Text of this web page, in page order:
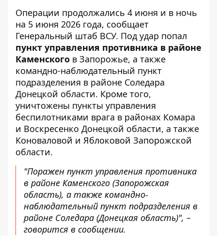
Операции продолжались 4 июня и в ночь
на 5 июня 2026 года, сообщает
Генеральный штаб ВСУ. Под удар попал
пункт управления противника в районе
Каменского в Запорожье, а также
командно-наблюдательный пункт
подразделения в районе Соледара
Донецкой области. Кроме того,
уничтожены пункты управления
беспилотниками врага в районах Комара
и Воскресенко Донецкой области, а также
Коноваловой и Яблоковой Запорожской
области.
"Поражен пункт управления противника
в районе Каменского (Запорожская
область), а также командно-
наблюдательный пункт подразделения в
районе Соледара (Донецкая область)", –
говорится в сообщении.